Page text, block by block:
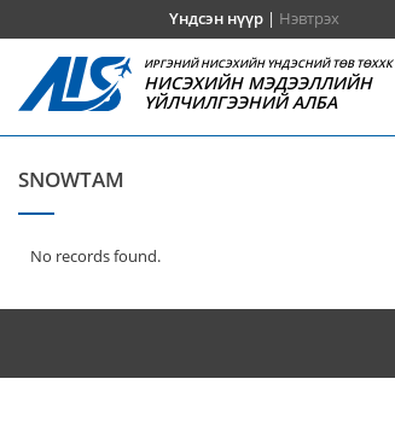
Үндсэн нүүр| Нэвтрэх
ИРГЭНИЙ НИСЭХИЙН ҮНДЭСНИЙ ТӨВ ТӨХХК
НИСЭХИЙН МЭДЭЭЛЛИЙН
ҮЙЛЧИЛГЭЭНИЙ АЛБА
SNOWTAM
No records found.